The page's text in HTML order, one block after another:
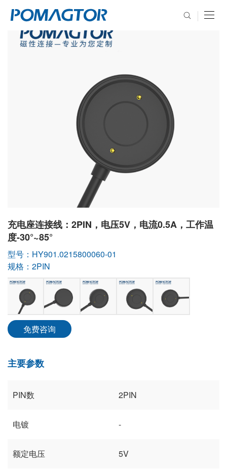
充电座连接线：2PIN，电压5V，电流0.5A，工作温
度-30°~85°
型号：HY901.0215800060-01
规格：2PIN
免费咨询
主要参数
PIN数 2PIN
电镀 -
额定电压 5V